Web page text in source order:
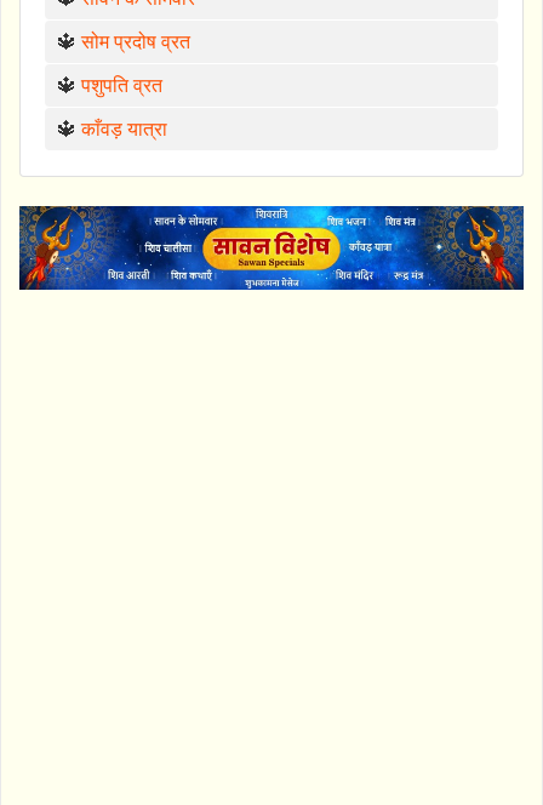
🔱सोम प्रदोष व्रत
🔱पशुपति व्रत
🔱काँवड़ यात्रा